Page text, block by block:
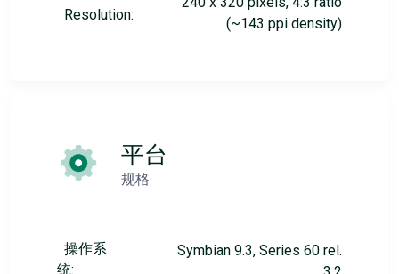
Resolution:
(~143 ppi density)
平台
规格
操作系
统:
Symbian 9.3, Series 60 rel.